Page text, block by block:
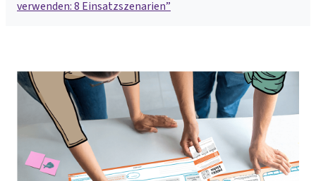
verwenden: 8 Einsatzszenarien”